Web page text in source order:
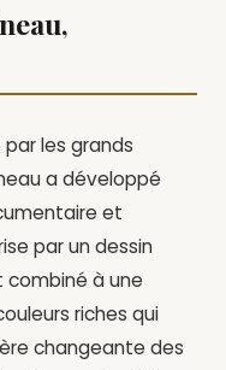
les grands
a développé
et
par un dessin
combiné à une
riches qui
changeante des